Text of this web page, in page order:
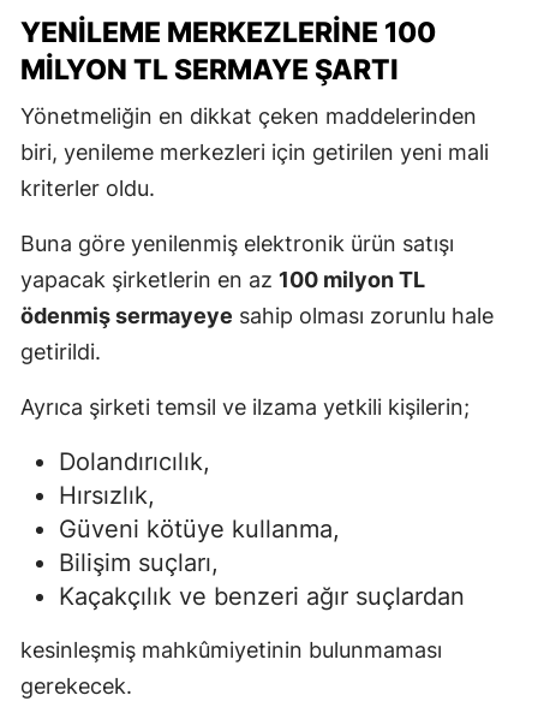
YENILEME MERKEZLERINE 100
MILYON TL SERMAYE ŞARTI
Yönetmeliğin en dikkat çeken maddelerinden
biri, yenileme merkezleri için getirilen yeni mali
kriterler oldu.
Buna göre yenilenmiş elektronik ürün satışı
yapacak şirketlerin en az 100 milyon TL
ödenmiş sermayeye sahip olması zorunlu hale
getirildi.
Ayrıca şirketi temsil ve ilzama yetkili kişilerin;
Dolandırıcılık,
Hırsızlık,
Güveni kötüye kullanma,
Bilişim suçları,
Kaçakçılık ve benzeri ağır suçlardan
kesinleşmiş mahkûmiyetinin bulunmaması
gerekecek.